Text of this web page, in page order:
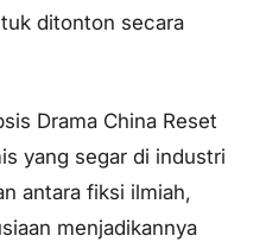
ditonton secara
Drama China Reset
yang segar di industri
antara fiksi ilmiah,
menjadikannya